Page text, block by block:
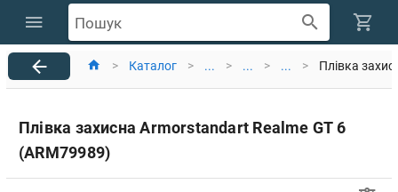
Пошук
> Каталог > ... > ... > ... > Плівка
Плівка захисна Armorstandart Realme GT 6
(ARM79989)